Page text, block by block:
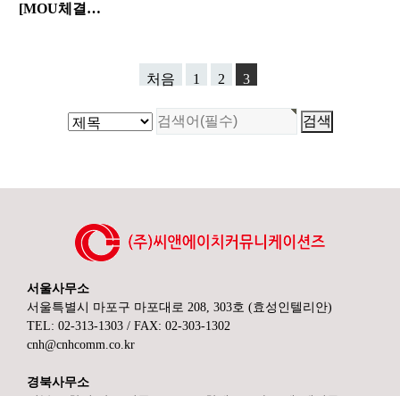
[MOU체결…
처음 1 2 3
서울사무소
서울특별시 마포구 마포대로 208, 303호 (효성인텔리안)
TEL: 02-313-1303 / FAX: 02-303-1302
cnh@cnhcomm.co.kr
경북사무소